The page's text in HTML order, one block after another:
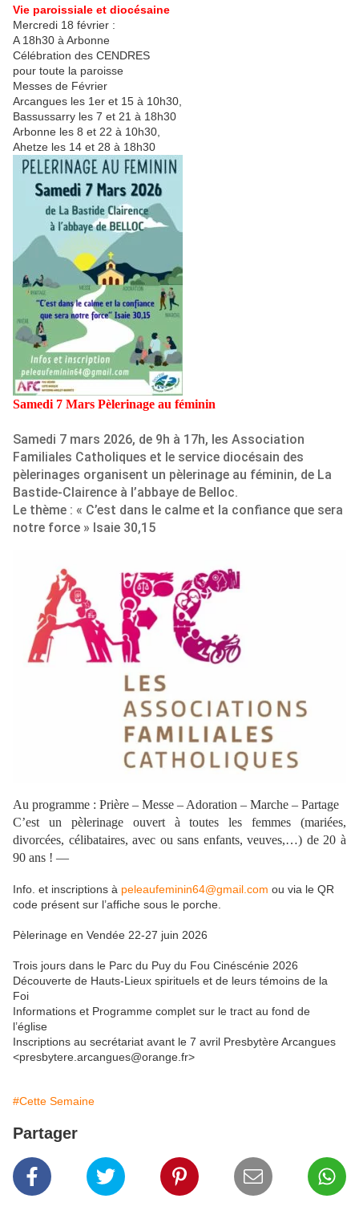
Vie paroissiale et diocésaine
Mercredi 18 février :
A 18h30 à Arbonne
Célébration des CENDRES
pour toute la paroisse
Messes de Février
Arcangues les 1er et 15 à 10h30,
Bassussarry les 7 et 21 à 18h30
Arbonne les 8 et 22 à 10h30,
Ahetze les 14 et 28 à 18h30
Samedi 7 Mars Pèlerinage au féminin
Samedi 7 mars 2026, de 9h à 17h, les Association
Familiales Catholiques et le service diocésain des
pèlerinages organisent un pèlerinage au féminin, de La
Bastide-Clairence à l’abbaye de Belloc.
Le thème : « C’est dans le calme et la confiance que sera
notre force » Isaie 30,15
Au programme : Prière – Messe – Adoration – Marche – Partage
C’est un pèlerinage ouvert à toutes les femmes (mariées,
divorcées, célibataires, avec ou sans enfants, veuves,…) de 20 à
90 ans ! —
Info. et inscriptions à peleaufeminin64@gmail.com ou via le QR
code présent sur l’affiche sous le porche.
Pèlerinage en Vendée 22-27 juin 2026
Trois jours dans le Parc du Puy du Fou Cinéscénie 2026
Découverte de Hauts-Lieux spirituels et de leurs témoins de la
Foi
Informations et Programme complet sur le tract au fond de
l’église
Inscriptions au secrétariat avant le 7 avril Presbytère Arcangues
<presbytere.arcangues@orange.fr>
#Cette Semaine
Partager